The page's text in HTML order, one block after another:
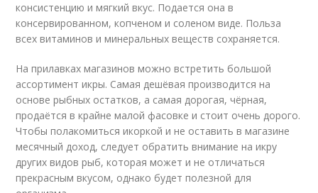
консистенцию и мягкий вкус. Подается она в
консервированном, копченом и соленом виде. Польза
всех витаминов и минеральных веществ сохраняется.
На прилавках магазинов можно встретить большой
ассортимент икры. Самая дешёвая производится на
основе рыбных остатков, а самая дорогая, чёрная,
продаётся в крайне малой фасовке и стоит очень дорого.
Чтобы полакомиться икоркой и не оставить в магазине
месячный доход, следует обратить внимание на икру
других видов рыб, которая может и не отличаться
прекрасным вкусом, однако будет полезной для